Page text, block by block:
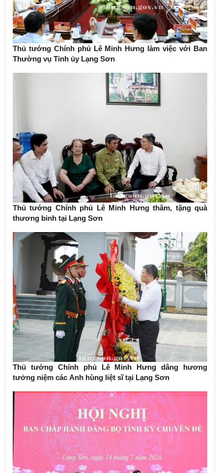
Thủ tướng Chính phủ Lê Minh Hưng làm việc với Ban
Thường vụ Tỉnh ủy Lạng Sơn
Thủ tướng Chính phủ Lê Minh Hưng thăm, tặng quà
thương binh tại Lạng Sơn
Thủ tướng Chính phủ Lê Minh Hưng dâng hương
tưởng niệm các Anh hùng liệt sĩ tại Lạng Sơn